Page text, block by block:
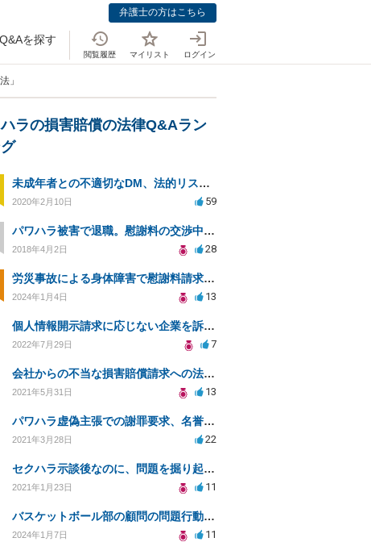
弁護士の方はこちら
を探す
閲覧履歴 マイリスト ログイン
」
ラの損害賠償の法律Q&Aラン
未成年者との不適切なDM、法的リスクと安全対策は？
2020年2月10日 59
パワハラ被害で退職。慰謝料の交渉中に勤務先側が弁護士を立ててきました
2018年4月2日 28
労災事故による身体障害で慰謝料請求はできるのでしょうか？
2024年1月4日 13
個人情報開示請求に応じない企業を訴えたい
2022年7月29日 7
会社からの不当な損害賠償請求への法的対処方法
2021年5月31日 13
パワハラ虚偽主張での謝罪要求、名誉毀損への対応策は？
2021年3月28日 22
セクハラ示談後なのに、問題を掘り起こされました。
2021年1月23日 11
バスケットボール部の顧問の問題行動について訴えることは可能でしょうか？
2024年1月7日 11